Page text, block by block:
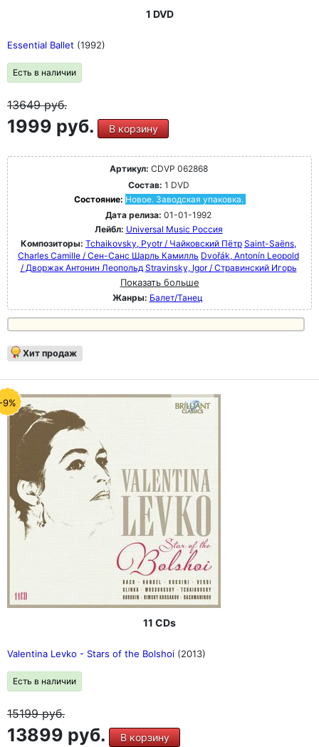
1 DVD
Essential Ballet (1992)
Есть в наличии
13649руб.
1999 руб. В корзину
Артикул: CDVP 062868
Состав: 1 DVD
Состояние: Новое. Заводская упаковка.
Дата релиза: 01-01-1992
Лейбл: Universal Music Россия
Композиторы: Tchaikovsky, Pyotr / Чайковский Пётр Saint-Saëns,
Charles Camille / Сен-Санс Шарль Камилль Dvořák, Antonín Leopold
/ Дворжак Антонин Леопольд Stravinsky, Igor / Стравинский Игорь
Показать больше
Жанры: Балет/Танец
Хит продаж
9%
11 CDs
Valentina Levko - Stars of the Bolshoi (2013)
Есть в наличии
15199руб.
13899 руб. В корзину